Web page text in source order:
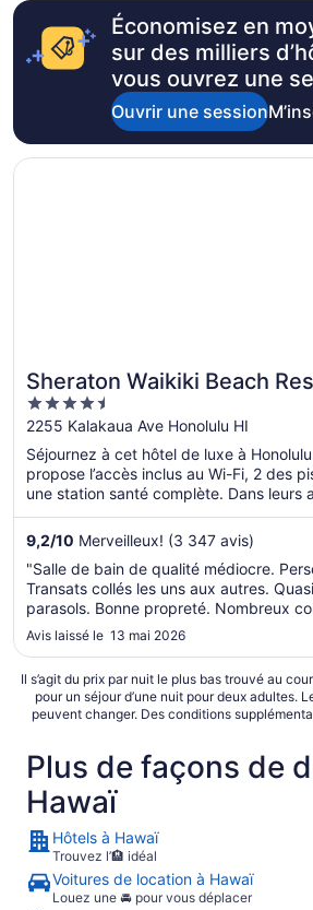
Économisez en
sur des milliers
vous ouvrez une
Ouvrir une session
Sheraton Waikiki Beach
4.5
out
of
5
2255 Kalakaua Ave Honolulu HI
Séjournez à cet hôtel de luxe à
propose l’accès inclus au Wi-Fi, 2 des
une station santé complète. Dans leurs
l’éloge de la piscine et du personnel
attractions prisées, Royal Hawaiian
Walk, se situent à proximité.
9,2/10 Merveilleux! (3 347 avis)
"Salle de bain de qualité médiocre.
Transats collés les uns aux autres.
parasols. Bonne propreté. Nombreux
complexe. Décoration correcte."
Avis laissé le 13 mai 2026
S’ouvre dans une nouvelle fenêtre
Sheraton Waikiki Beach Resort
Il s’agit du prix par nuit le plus bas trouvé au
pour un séjour d’une nuit pour deux adultes.
peuvent changer. Des conditions
Plus de façons de
Hawaï
Hôtels à Hawaï
Trouvez l’🏨 idéal
Voitures de location à Hawaï
Louez une 🚘 pour vous déplacer